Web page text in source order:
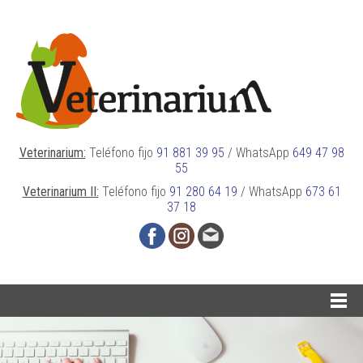
Veterinarium: Teléfono fijo 91 881 39 95 / WhatsApp 649 47 98
55
Veterinarium II: Teléfono fijo 91 280 64 19 / WhatsApp 673 61
37 18